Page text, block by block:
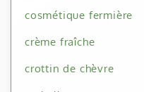
cosmétique fermière
crème fraîche
crottin de chèvre